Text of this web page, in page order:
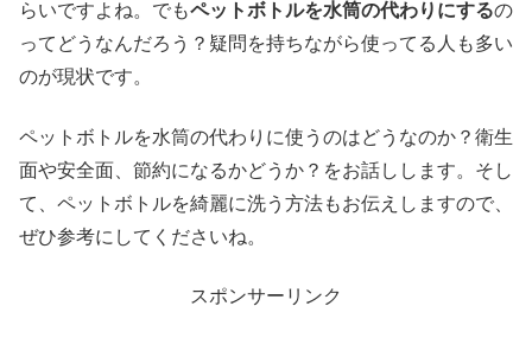
らいですよね。でもペットボトルを水筒の代わりにするの
ってどうなんだろう？疑問を持ちながら使ってる人も多い
のが現状です。
ペットボトルを水筒の代わりに使うのはどうなのか？衛生
面や安全面、節約になるかどうか？をお話しします。そし
て、ペットボトルを綺麗に洗う方法もお伝えしますので、
ぜひ参考にしてくださいね。
スポンサーリンク